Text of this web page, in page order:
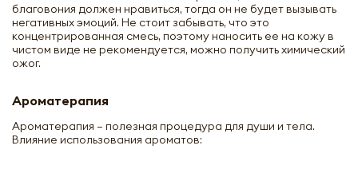
благовония должен нравиться, тогда он не будет вызывать
негативных эмоций. Не стоит забывать, что это
концентрированная смесь, поэтому наносить ее на кожу в
чистом виде не рекомендуется, можно получить химический
ожог.
Ароматерапия
Ароматерапия – полезная процедура для души и тела.
Влияние использования ароматов: